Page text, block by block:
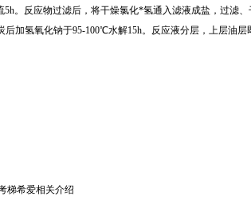
。反应物过滤后，将干燥氯化*氢通入滤液成盐，过滤
加氢氧化钠于95-100℃水解15h。反应液分层，上层油层
梯希爱相关介绍